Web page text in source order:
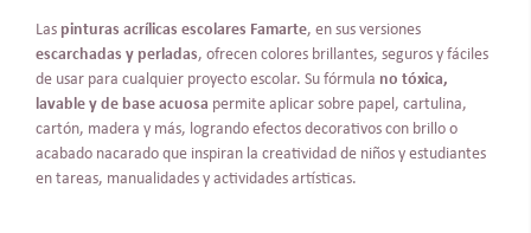
Las pinturas acrílicas escolares Famarte, en sus versiones
escarchadas y perladas, ofrecen colores brillantes, seguros y fáciles
de usar para cualquier proyecto escolar. Su fórmula no tóxica,
lavable y de base acuosa permite aplicar sobre papel, cartulina,
cartón, madera y más, logrando efectos decorativos con brillo o
acabado nacarado que inspiran la creatividad de niños y estudiantes
en tareas, manualidades y actividades artísticas.